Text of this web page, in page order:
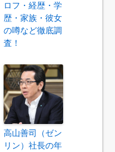
ロフ・経歴・学
歴・家族・彼女
の噂など徹底調
査！
高山善司（ゼン
リン）社長の年